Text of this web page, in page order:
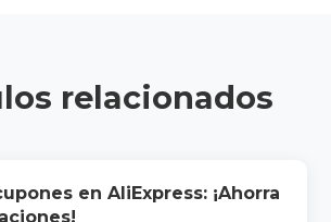
relacionados
en AliExpress: ¡Ahorra